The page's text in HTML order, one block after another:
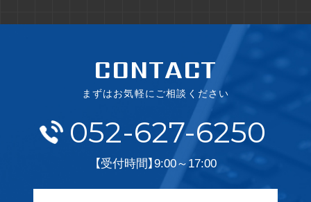
CONTACT
まずはお気軽にご相談ください
052-627-6250
【受付時間】9:00～17:00